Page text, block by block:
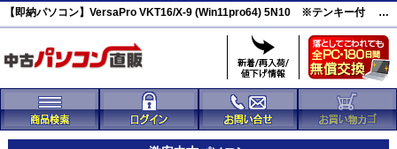
【即納パソコン】VersaPro VKT16/X-9 (Win11pro64) 5N10 ※テンキー付 激安(46974)